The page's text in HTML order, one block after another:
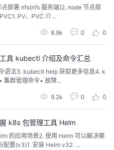
演示 二、PV 和 PVC1. PV、PVC 介...
8.9k 0 0
具 kubectl 介绍及命令汇总
集群管理命令• 故障...
9.2k 0 0
k8s 包管理工具 Helm
与配置(v3)1. 安装 Helm v32. ...